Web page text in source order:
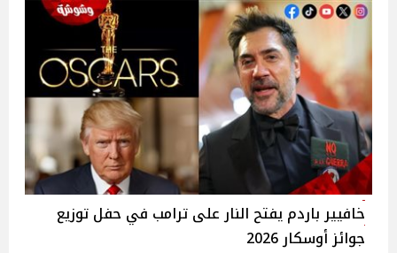
خافيير باردم يفتح النار على ترامب في حفل توزيع
جوائز أوسكار 2026